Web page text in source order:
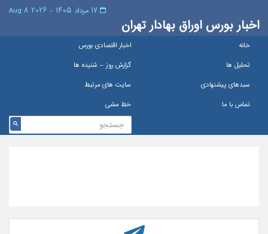
اخبار بورس اوراق بهادار تهران
خانه
اخبار اقتصادی بورس
تحلیل ها
گزارش روز – شنيده ها
سبدهای پیشنهادی
سایت های مرتبط
تماس با ما
خط مشی